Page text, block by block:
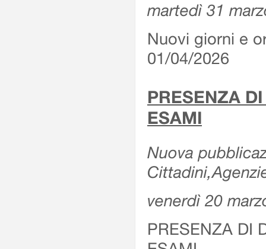
martedì 31
Nuovi giorni e
01/04/2026
PRESENZA
ESAMI
Nuova
venerdì 20
PRESENZA DI